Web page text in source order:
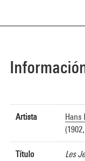
Artista
Hans
Título
Les